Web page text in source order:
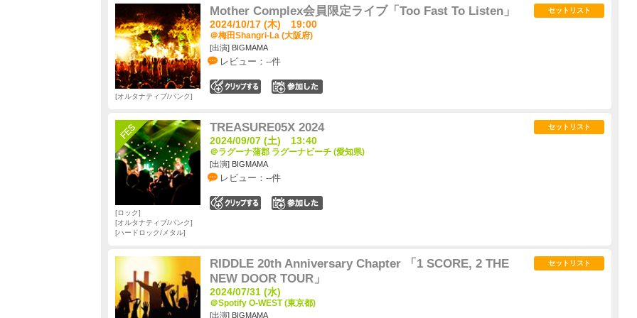
Mother Complex会員限定ライブ「Too Fast To Listen」
2024/10/17 (木) 19:00
＠梅田Shangri-La (大阪府)
[出演] BIGMAMA
レビュー：--件
セットリスト
オルタナティブ/パンク
TREASURE05X 2024
2024/09/07 (土) 13:40
＠ラグーナ蒲郡 ラグーナビーチ (愛知県)
[出演] BIGMAMA
レビュー：--件
セットリスト
ロック
オルタナティブ/パンク
ハードロック/メタル
RIDDLE 20th Anniversary Chapter 「1 SCORE, 2 THE
NEW DOOR TOUR」
2024/07/31 (水)
＠Spotify O-WEST (東京都)
[出演] BIGMAMA
セットリスト